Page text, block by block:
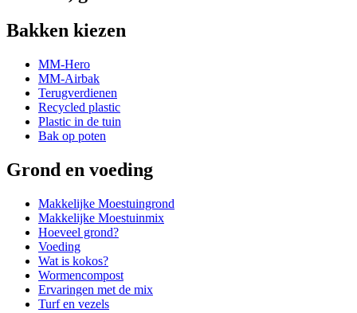
Bakken kiezen
MM-Hero
MM-Airbak
Terugverdienen
Recycled plastic
Plastic in de tuin
Bak op poten
Grond en voeding
Makkelijke Moestuingrond
Makkelijke Moestuinmix
Hoeveel grond?
Voeding
Wat is kokos?
Wormencompost
Ervaringen met de mix
Turf en vezels